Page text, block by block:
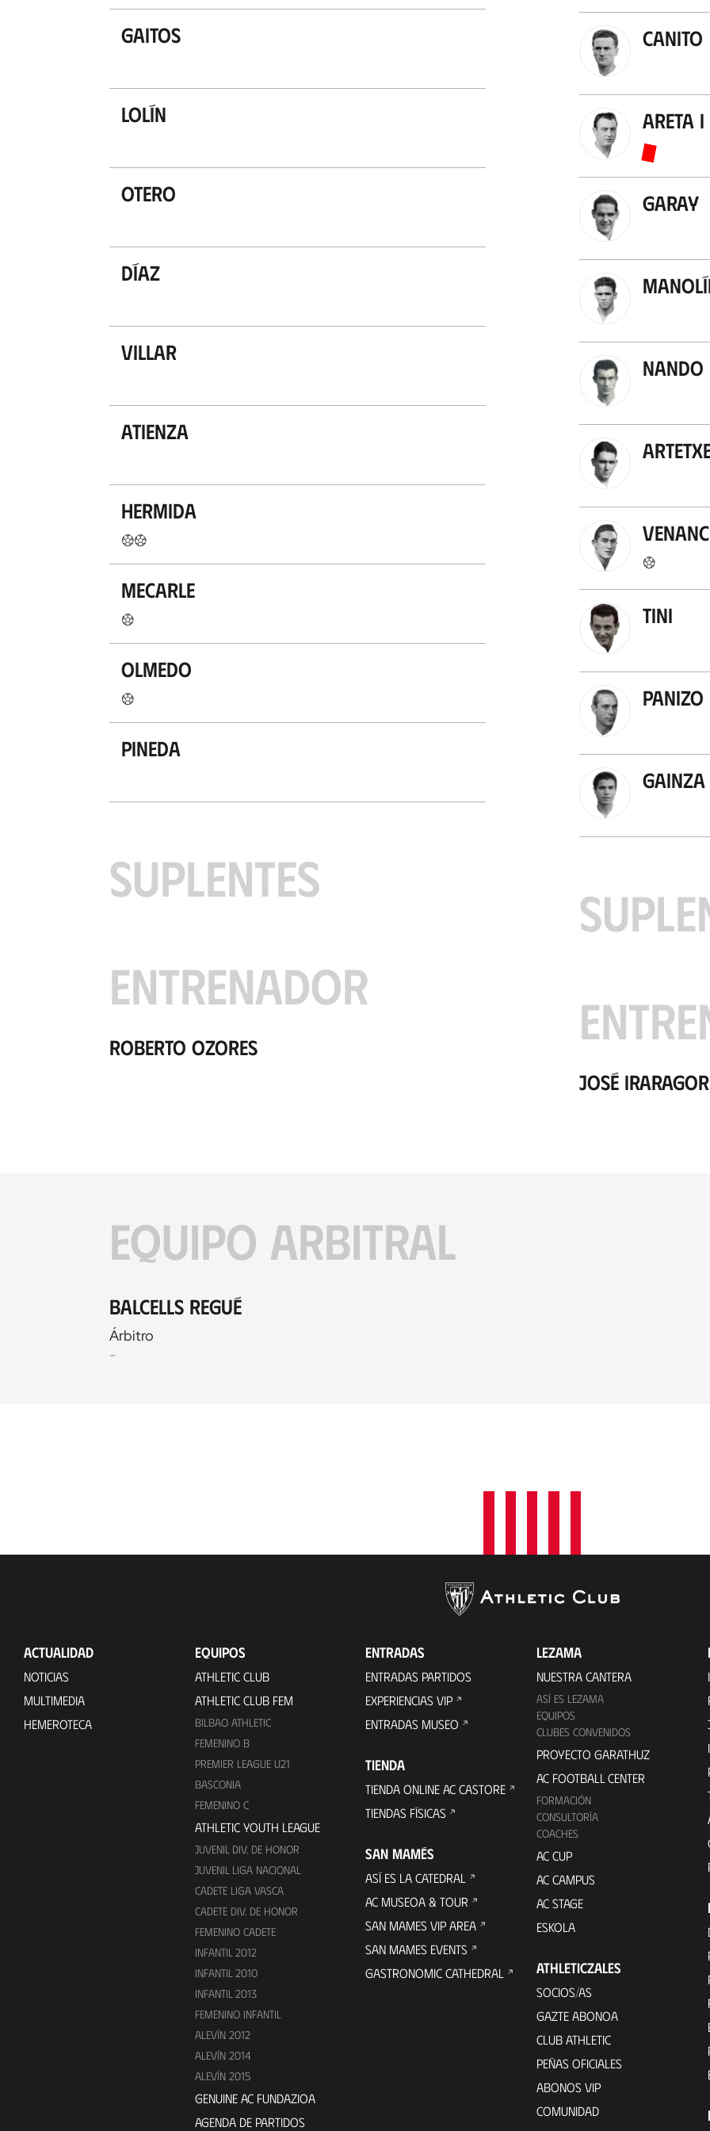
Gaitos
Lolín
Otero
Díaz
Villar
Atienza
Hermida
Mecarle
Olmedo
Pineda
SUPLENTES
ENTRENADOR
Roberto Ozores
Canito
Areta I
Garay
Nando
Tini
Panizo
Gainza
José
EQUIPO ARBITRAL
Balcells Regué
Árbitro
-
ACTUALIDAD
NOTICIAS
MULTIMEDIA
HEMEROTECA
EQUIPOS
ATHLETIC CLUB
ATHLETIC CLUB FEM
BILBAO ATHLETIC
FEMENINO B
PREMIER LEAGUE U21
BASCONIA
FEMENINO C
ATHLETIC YOUTH LEAGUE
JUVENIL DIV. DE HONOR
JUVENIL LIGA NACIONAL
CADETE LIGA VASCA
CADETE DIV. DE HONOR
FEMENINO CADETE
INFANTIL 2012
INFANTIL 2010
INFANTIL 2013
FEMENINO INFANTIL
ALEVÍN 2012
ALEVÍN 2014
ALEVÍN 2015
GENUINE AC FUNDAZIOA
AGENDA DE PARTIDOS
ENTRADAS
ENTRADAS PARTIDOS
EXPERIENCIAS VIP
ENTRADAS MUSEO
TIENDA
TIENDA ONLINE AC CASTORE
TIENDAS FÍSICAS
SAN MAMÉS
ASÍ ES LA CATEDRAL
AC MUSEOA & TOUR
SAN MAMES VIP AREA
SAN MAMES EVENTS
GASTRONOMIC CATHEDRAL
LEZAMA
NUESTRA CANTERA
ASÍ ES LEZAMA
EQUIPOS
CLUBES CONVENIDOS
PROYECTO GARATHUZ
AC FOOTBALL CENTER
FORMACIÓN
CONSULTORÍA
COACHES
AC CUP
AC CAMPUS
AC STAGE
ESKOLA
ATHLETICZALES
SOCIOS/AS
GAZTE ABONOA
CLUB ATHLETIC
PEÑAS OFICIALES
ABONOS VIP
COMUNIDAD